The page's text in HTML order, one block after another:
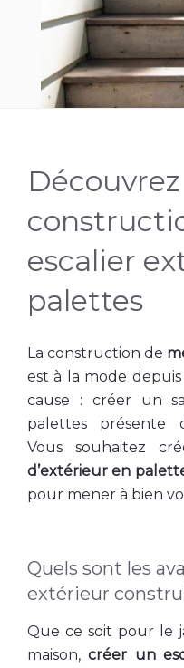
escalier
palettes
La construction de
est à la mode
cause : créer un
palettes présente
Vous souhaitez
d’extérieur en
pour mener à bien
Quels sont les
extérieur
Que ce soit pour le
maison,créer un